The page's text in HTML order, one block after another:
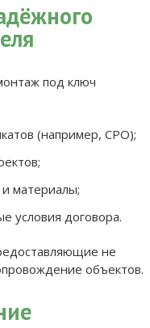
под ключ
(например, СРО);
материалы;
условия договора.
не
объектов.